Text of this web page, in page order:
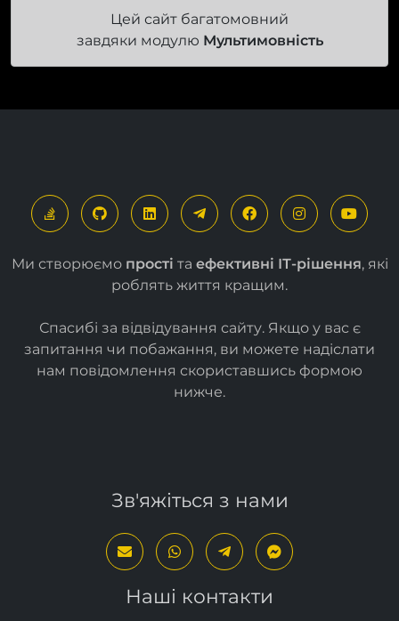
Цей сайт багатомовний
завдяки модулюМультимовність
Ми створюємопрості таефективні ІТ-рішення
Спасибі за відвідування сайту. Якщо у вас є
запитання чи побажання, ви можете надіслати
нам повідомлення скориставшись формою
Зв'яжіться з нами